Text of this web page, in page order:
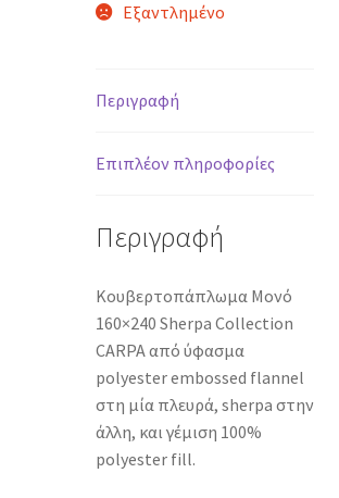
Εξαντλημένο
Περιγραφή
Επιπλέον πληροφορίες
Περιγραφή
Κουβερτοπάπλωμα Μονό
160×240 Sherpa Collection
CARPA από ύφασμα
polyester embossed flannel
στη μία πλευρά, sherpa στην
άλλη, και γέμιση 100%
polyester fill.